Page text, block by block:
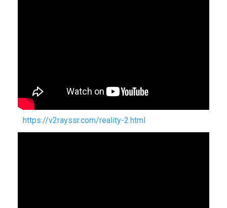
https://v2rayssr.com/reality-2.html